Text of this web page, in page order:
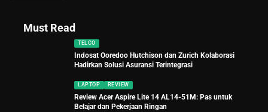
Must Read
TELCO
Indosat Ooredoo Hutchison dan Zurich Kolaborasi
Hadirkan Solusi Asuransi Terintegrasi
LAPTOP REVIEW
Review Acer Aspire Lite 14 AL14-51M: Pas untuk
Belajar dan Pekerjaan Ringan